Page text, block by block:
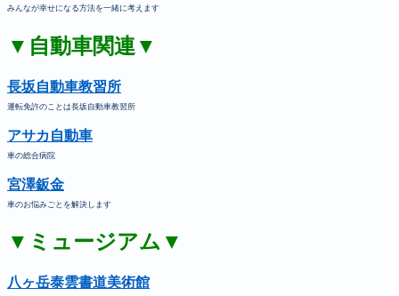
みんなが幸せになる方法を一緒に考えます
▼自動車関連▼
長坂自動車教習所
運転免許のことは長坂自動車教習所
アサカ自動車
車の総合病院
宮澤鈑金
車のお悩みごとを解決します
▼ミュージアム▼
八ヶ岳泰雲書道美術館